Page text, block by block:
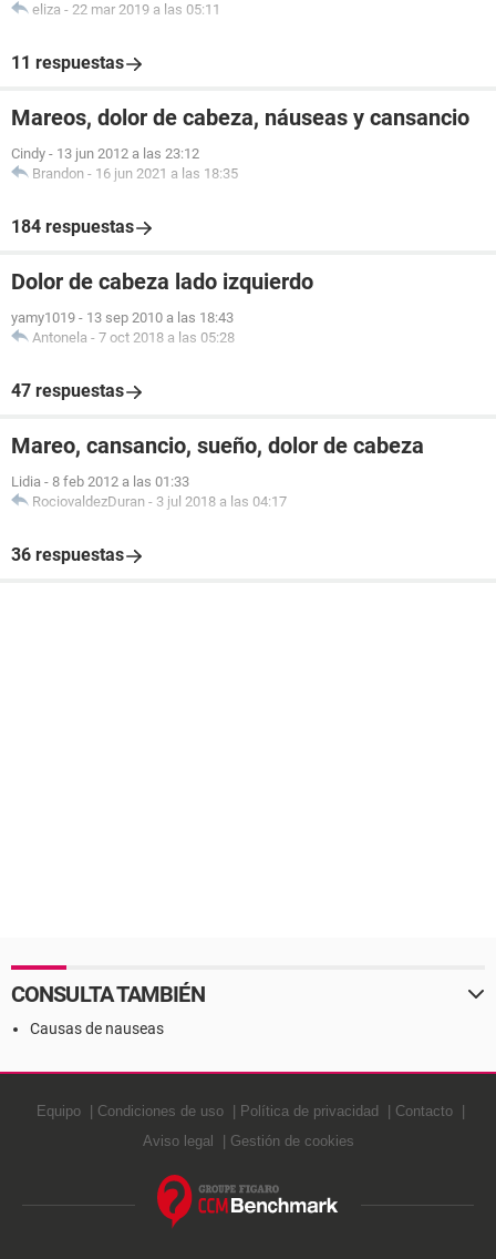
eliza - 22 mar 2019 a las 05:11
11 respuestas
Mareos, dolor de cabeza, náuseas y cansancio
Cindy - 13 jun 2012 a las 23:12
Brandon - 16 jun 2021 a las 18:35
184 respuestas
Dolor de cabeza lado izquierdo
yamy1019 - 13 sep 2010 a las 18:43
Antonela - 7 oct 2018 a las 05:28
47 respuestas
Mareo, cansancio, sueño, dolor de cabeza
Lidia - 8 feb 2012 a las 01:33
RociovaldezDuran - 3 jul 2018 a las 04:17
36 respuestas
CONSULTA TAMBIÉN
Causas de nauseas
Equipo Condiciones de uso Política de privacidad
Contacto
Aviso legal
Gestión de cookies